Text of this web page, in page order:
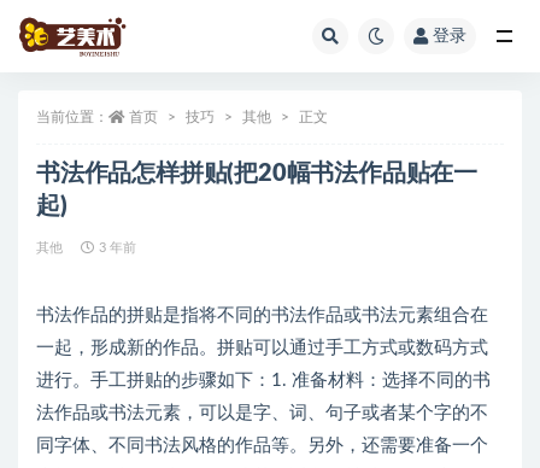
登录
当前位置： 首页 技巧 其他 正文
书法作品怎样拼贴(把20幅书法作品贴在一
起)
其他 3 年前
书法作品的拼贴是指将不同的书法作品或书法元素组合在
一起，形成新的作品。拼贴可以通过手工方式或数码方式
进行。手工拼贴的步骤如下：1. 准备材料：选择不同的书
法作品或书法元素，可以是字、词、句子或者某个字的不
同字体、不同书法风格的作品等。另外，还需要准备一个